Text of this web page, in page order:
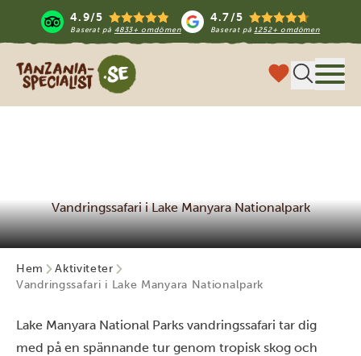
4.9/5
Baserat på 4833+ omdömen
4.7/5
Baserat på1252+ omdömen
Tanzania Specialist
Vandringssafari i Lake Manyara Nationalpark
Hem
Aktiviteter
Vandringssafari i Lake Manyara Nationalpark
Lake Manyara National Parks vandringssafari tar dig
med på en spännande tur genom tropisk skog och